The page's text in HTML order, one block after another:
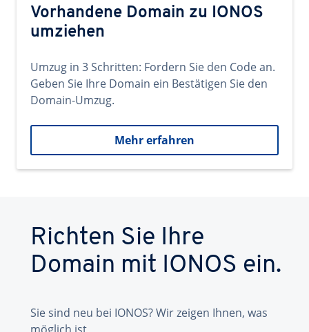
Vorhandene Domain zu IONOS
umziehen
Umzug in 3 Schritten: Fordern Sie den Code an.
Geben Sie Ihre Domain ein Bestätigen Sie den
Domain-Umzug.
Mehr erfahren
Richten Sie Ihre
Domain mit IONOS ein.
Sie sind neu bei IONOS? Wir zeigen Ihnen, was